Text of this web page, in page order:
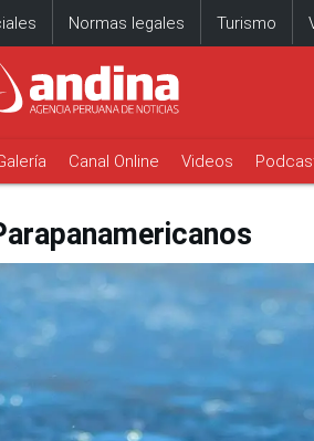
Normas legales Turismo
Canal Online Videos